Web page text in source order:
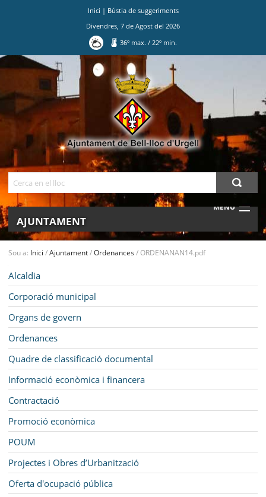
Inici | Bústia de suggeriments
Divendres 7 de Agost del 2026
36º max./ 22º min.
MENU
AJUNTAMENT
SEU ELECTRÒNICA
BELL-LLOC SOLUCIONA
Sou a: Inici /Ajuntament/Ordenances/ORDENANAN14.pdf
Alcaldia
Corporació municipal
Organs de govern
Ordenances
Quadre de classificació documental
Informació econòmica i financera
Contractació
Promoció econòmica
POUM
Projectes i Obres d’Urbanització
Oferta d'ocupació pública